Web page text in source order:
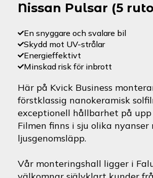
Nissan Pulsar (5
En snyggare och svalare bil
Skydd mot UV-strålar
Energieffektivt
Minskad risk för inbrott
Här på Kvick Business
förstklassig nanokeramisk
exceptionell hållbarhet på
Filmen finns i sju olika nyanser
ljusgenomsläpp.
Vår monteringshall ligger i